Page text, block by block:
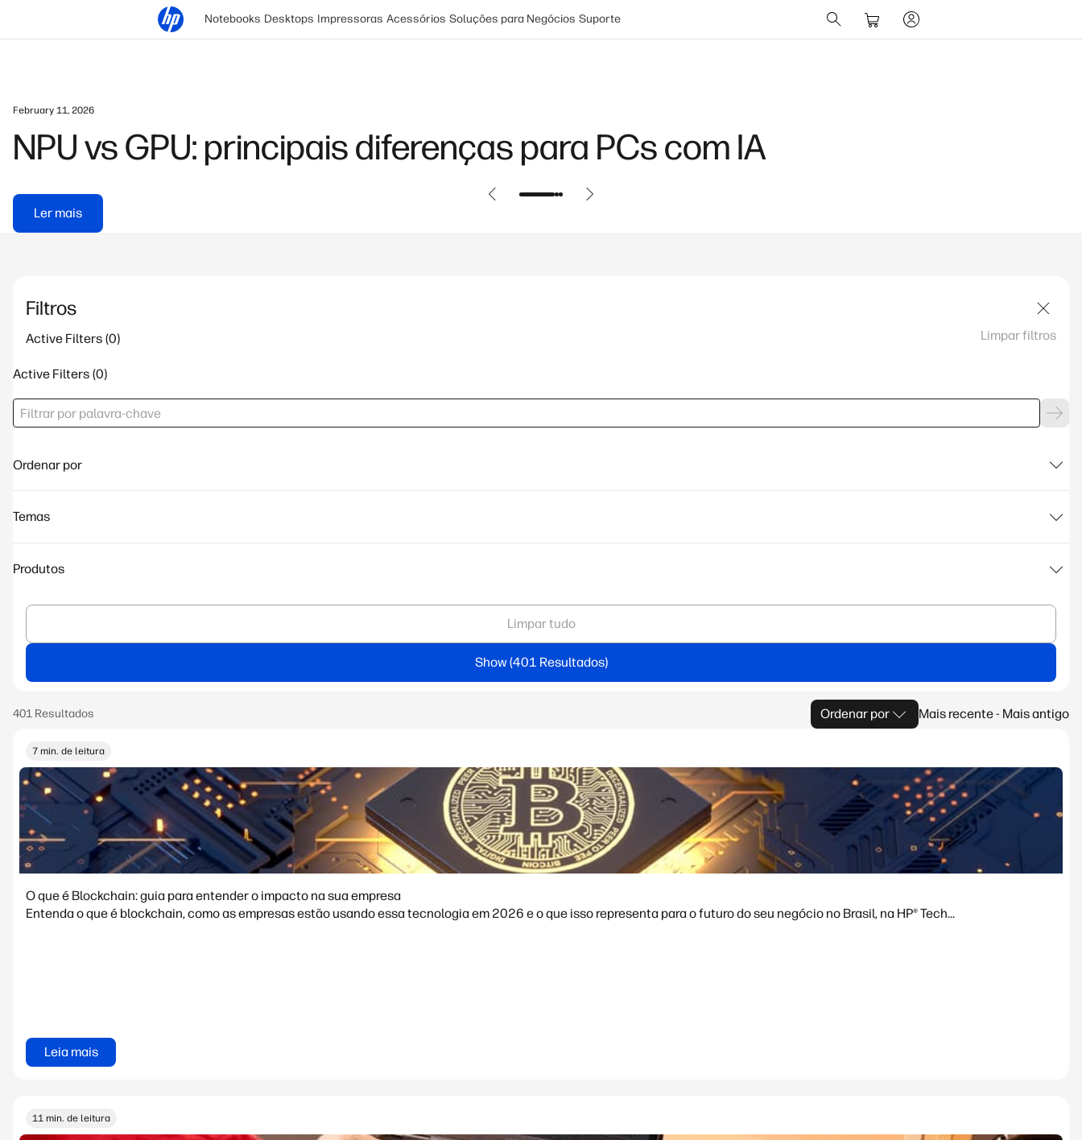
Notebooks Desktops Impressoras Acessórios Soluções para Negócios Suporte
February 11, 2026
NPU vs GPU: principais diferenças para PCs com IA
Ler mais
Filtros
Active Filters Limpar filtros
Active Filters
Ordenar por
Temas
Produtos
Limpar tudo
Show
Ordenar por Mais recente - Mais antigo
7 min. de leitura
O que é Blockchain: guia para entender o impacto na sua empresa
Entenda o que é blockchain, como as empresas estão usando essa tecnologia em 2026 e o que isso representa para o futuro do seu negócio no Brasil, na HP® Tech...
Leia mais
11 min. de leitura